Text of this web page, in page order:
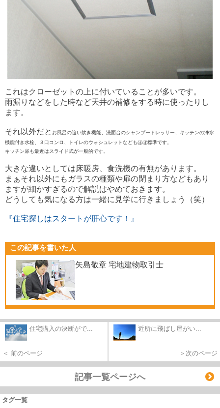
これはクローゼットの上に付いていることが多いです。
雨漏りなどをした時など天井の補修をする時に使ったりし
ます。
それ以外だと お風呂の追い炊き機能、洗面台のシャンプードレッサー、キッチンの浄水
機能付き水栓、３口コンロ、トイレのウォシュレットなどもほぼ標準です。
キッチン扉も最近はスライド式が一般的です。
大きな違いとしては床暖房、食洗機の有無があります。
まぁそれ以外にもガラスの種類や扉の閉まり方などもあり
ますが細かすぎるので解説はやめておきます。
どうしても気になる方は一緒に見学に行きましょう（笑）
『住宅探しはスタートが肝心です！』
この記事を書いた人
矢島敬章 宅地建物取引士
住宅購入の決断がで...
＜ 前のページ
近所に飛ばし屋がい...
＞次のページ
記事一覧ページへ
タグ一覧